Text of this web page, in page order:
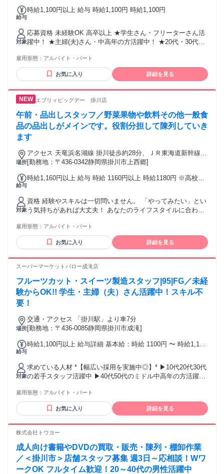
給与
時給1,100円以上 給与 時給1,100円 時給1,100円
対象
応募資格 未経験OK 高卒以上 ★学生さん・フリーターさん活
躍中！ ★主婦(夫)さん・中高年の方活躍中！ ★20代・30代・
のでTシャツなどの服装でOK
雇用形態： アルバイト・パート
お気に入り 詳細を見る
エブリィビッグデー 掛川店
午前・品出しスタッフ／野菜果物や飲料その他一般食
品の品出しがメインです。役割分担して陳列していき
ます
場所
アクセス 天竜浜名湖線 掛川徒歩約28分、ＪＲ東海道新幹線
掛川徒歩約28分、ＪＲ東海道本線 掛川徒歩約28分 市立北中学
[勤務地：〒436-0342静岡県掛川市上西郷]
給与
時給1,160円以上 給与 時給 1160円以上 時給1180円 ※高校
100円
対象
資格 経験やスキルは一切問いません。 「やってみたい」とい
う気持ちがあれば大丈夫！ あなたのライフスタイルに合わせ
す。 ・高校生OK ・未経験者、学生、主婦・主夫、フリータ
ー歓迎 ・60歳定年制度 ※Wワークの方は他社合計で40時間/
週未満の勤務です ＜こんな方におすすめ＞ ■■子育て中の主
た後、 9時からお仕事スタート！ お迎えには余裕で間に合う
ランチをしたり、 買い物をして帰る時間も十分にあります
よ。 ■■学業に集中したい学生さん■■ 高校生もOK！ 「勉強や
部活で忙しい… でもしっかりバイトもしたい！」 そんなあな
クラクです。 ■■午後は自分の時間にしたい全ての方へ■■
「働くのは午前中だけがいい」 そんな方にピッタリ！ 午後は
えます。 生活にメリハリをつけたい方にも最適です。
雇用形態： アルバイト・パート
お気に入り 詳細を見る
スーパーマーケットバロー成滝店
フルーツカット・スイーツ製造スタッフ|95|FG／未経
験からOK!! 学生・主婦（夫）さん活躍中！スキル不
要！
場所
交通・アクセス 「掛川駅」より車7分
[勤務地：〒436-0085静岡県掛川市成滝]
給与
時給1,100円以上 給与詳細 基本給：時給 1100円 〜 時給1,100
対象
求めている人材 *【幅広い採用を実施中◎】* ▶10代20代30代
の若手スタッフ活躍中 ▶40代50代のミドル中高年の方活躍中
活躍中 ▶ブランクがある方も応募OK ▶男性スタッフ多数在
籍中 『ライフスタイルに合わせて働きたい』 『柔軟に働ける
職場に就きたい』 などなど！ こんな思いがある方は、ぜひご
雇用形態： アルバイト・パート
お気に入り 詳細を見る
株式会社トウヨー
成人向け書籍やDVDの買取・販売・陳列・棚卸作業
／＜掛川市＞店舗スタッフ募集 週3日～応相談！Wワ
ークOK フルタイム歓迎！20～40代の男性活躍中